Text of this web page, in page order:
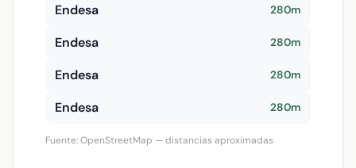
Endesa 280m
Endesa 280m
Endesa 280m
Endesa 280m
Fuente: OpenStreetMap — distancias aproximadas